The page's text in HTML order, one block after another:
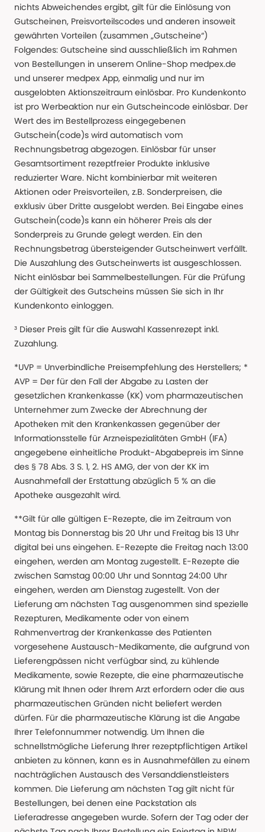
nichts Abweichendes ergibt, gilt für die Einlösung von
Gutscheinen, Preisvorteilscodes und anderen insoweit
gewährten Vorteilen (zusammen „Gutscheine“)
Folgendes: Gutscheine sind ausschließlich im Rahmen
von Bestellungen in unserem Online-Shop medpex.de
und unserer medpex App, einmalig und nur im
ausgelobten Aktionszeitraum einlösbar. Pro Kundenkonto
ist pro Werbeaktion nur ein Gutscheincode einlösbar. Der
Wert des im Bestellprozess eingegebenen
Gutschein(code)s wird automatisch vom
Rechnungsbetrag abgezogen. Einlösbar für unser
Gesamtsortiment rezeptfreier Produkte inklusive
reduzierter Ware. Nicht kombinierbar mit weiteren
Aktionen oder Preisvorteilen, z.B. Sonderpreisen, die
exklusiv über Dritte ausgelobt werden. Bei Eingabe eines
Gutschein(code)s kann ein höherer Preis als der
Sonderpreis zu Grunde gelegt werden. Ein den
Rechnungsbetrag übersteigender Gutscheinwert verfällt.
Die Auszahlung des Gutscheinwerts ist ausgeschlossen.
Nicht einlösbar bei Sammelbestellungen. Für die Prüfung
der Gültigkeit des Gutscheins müssen Sie sich in Ihr
Kundenkonto einloggen.
³ Dieser Preis gilt für die Auswahl Kassenrezept inkl.
Zuzahlung.
*UVP = Unverbindliche Preisempfehlung des Herstellers; *
AVP = Der für den Fall der Abgabe zu Lasten der
gesetzlichen Krankenkasse (KK) vom pharmazeutischen
Unternehmer zum Zwecke der Abrechnung der
Apotheken mit den Krankenkassen gegenüber der
Informationsstelle für Arzneispezialitäten GmbH (IFA)
angegebene einheitliche Produkt-Abgabepreis im Sinne
des § 78 Abs. 3 S. 1, 2. HS AMG, der von der KK im
Ausnahmefall der Erstattung abzüglich 5 % an die
Apotheke ausgezahlt wird.
**Gilt für alle gültigen E-Rezepte, die im Zeitraum von
Montag bis Donnerstag bis 20 Uhr und Freitag bis 13 Uhr
digital bei uns eingehen. E-Rezepte die Freitag nach 13:00
eingehen, werden am Montag zugestellt. E-Rezepte die
zwischen Samstag 00:00 Uhr und Sonntag 24:00 Uhr
eingehen, werden am Dienstag zugestellt. Von der
Lieferung am nächsten Tag ausgenommen sind spezielle
Rezepturen, Medikamente oder von einem
Rahmenvertrag der Krankenkasse des Patienten
vorgesehene Austausch-Medikamente, die aufgrund von
Lieferengpässen nicht verfügbar sind, zu kühlende
Medikamente, sowie Rezepte, die eine pharmazeutische
Klärung mit Ihnen oder Ihrem Arzt erfordern oder die aus
pharmazeutischen Gründen nicht beliefert werden
dürfen. Für die pharmazeutische Klärung ist die Angabe
Ihrer Telefonnummer notwendig. Um Ihnen die
schnellstmögliche Lieferung Ihrer rezeptpflichtigen Artikel
anbieten zu können, kann es in Ausnahmefällen zu einem
nachträglichen Austausch des Versanddienstleisters
kommen. Die Lieferung am nächsten Tag gilt nicht für
Bestellungen, bei denen eine Packstation als
Lieferadresse angegeben wurde. Sofern der Tag oder der